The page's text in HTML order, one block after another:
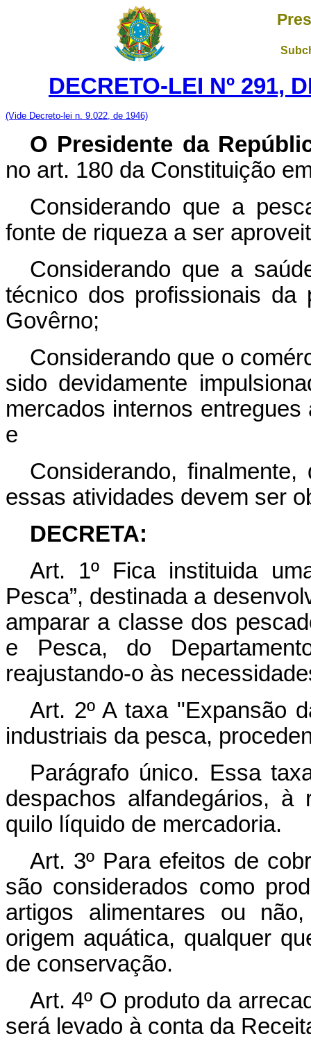
DECRETO-LEI Nº 291,
(Vide Decreto-lei n. 9.022, de 1946)
O Presidente da
no art. 180 da Constituição
Considerando que a
fonte de riqueza a ser
Considerando que a
técnico dos profissionais
Govêrno;
Considerando que o
sido devidamente
mercados internos
e
Considerando,
essas atividades devem ser
DECRETA:
Art. 1º Fica instituida
Pesca”, destinada a
amparar a classe dos
e Pesca, do
reajustando-o às
Art. 2º A taxa "Expansão
industriais da pesca,
Parágrafo único. Essa
despachos alfandegários,
quilo líquido de mercadoria.
Art. 3º Para efeitos de
são considerados como
artigos alimentares ou
origem aquática, qualquer
de conservação.
Art. 4º O produto da
será levado à conta da